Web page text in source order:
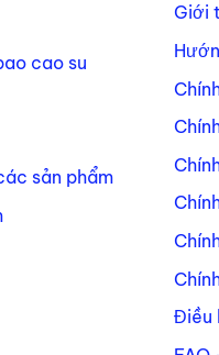
cao su
sản phẩm
Giới
Điều